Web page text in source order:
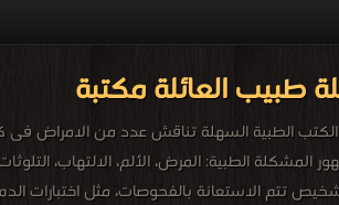
العائلة مكتبة
الطبية السهلة تناقش عدد من الامراض فى
المشكلة الطبية: المرض، الألم، الالتهاب،
تتم الاستعانة بالفحوصات، مثل اختبارات